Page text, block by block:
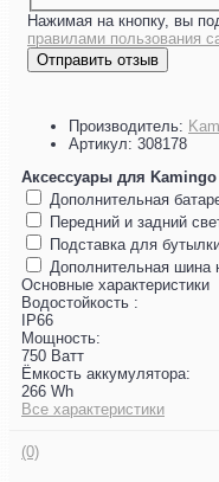
Нажимая на кнопку, вы
правилами пользования
Отправить отзыв
Производитель:
Артикул: 308178
Аксессуары для Kamingo
Дополнительная
Передний и задний
Подставка для
Дополнительная шина
Основные характеристики
Водостойкость :
IP66
Мощность:
750 Ватт
Ёмкость аккумулятора:
266 Wh
Все характеристики
(0)